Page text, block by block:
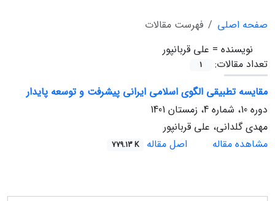
صفحه اصلی
فهرست مقالات
نویسنده = علی قربانپور
تعداد مقالات:
1
مقایسه تطبیقی الگوی اسلامی ایرانی پیشرفت و توسعه پایدار
دوره 10، شماره 4، زمستان 1401
مهدی گلدانی، علی قربانپور
مشاهده مقاله
اصل مقاله 779.13 K